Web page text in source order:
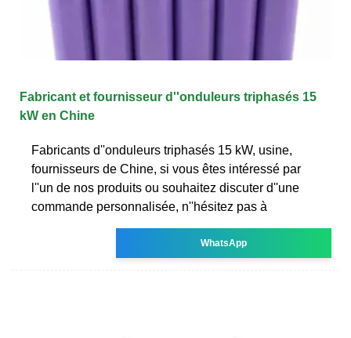
Fabricant et fournisseur d''onduleurs triphasés 15
kW en Chine
Fabricants d''onduleurs triphasés 15 kW, usine,
fournisseurs de Chine, si vous êtes intéressé par
l''un de nos produits ou souhaitez discuter d''une
commande personnalisée, n''hésitez pas à
WhatsApp